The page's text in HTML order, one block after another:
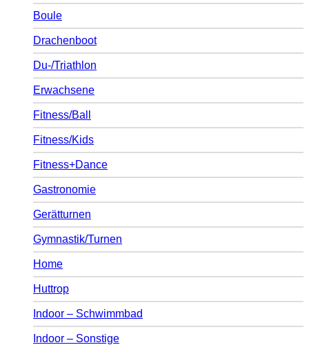
Boule
Drachenboot
Du-/Triathlon
Erwachsene
Fitness/Ball
Fitness/Kids
Fitness+Dance
Gastronomie
Gerätturnen
Gymnastik/Turnen
Home
Huttrop
Indoor – Schwimmbad
Indoor – Sonstige